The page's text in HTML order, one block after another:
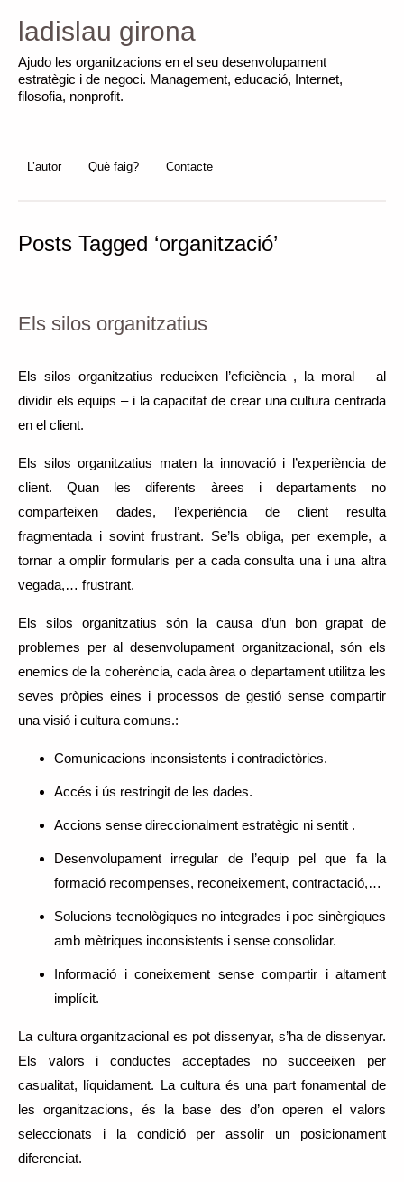
ladislau girona
Ajudo les organitzacions en el seu desenvolupament
estratègic i de negoci. Management, educació, Internet,
filosofia, nonprofit.
L’autor Què faig? Contacte
Posts Tagged ‘organització’
Els silos organitzatius
Els silos organitzatius redueixen l’eficiència , la moral – al
dividir els equips – i la capacitat de crear una cultura centrada
en el client.
Els silos organitzatius maten la innovació i l’experiència de
client. Quan les diferents àrees i departaments no
comparteixen dades, l’experiència de client resulta
fragmentada i sovint frustrant. Se’ls obliga, per exemple, a
tornar a omplir formularis per a cada consulta una i una altra
vegada,… frustrant.
Els silos organitzatius són la causa d’un bon grapat de
problemes per al desenvolupament organitzacional, són els
enemics de la coherència, cada àrea o departament utilitza les
seves pròpies eines i processos de gestió sense compartir
una visió i cultura comuns.:
Comunicacions inconsistents i contradictòries.
Accés i ús restringit de les dades.
Accions sense direccionalment estratègic ni sentit .
Desenvolupament irregular de l’equip pel que fa la
formació recompenses, reconeixement, contractació,…
Solucions tecnològiques no integrades i poc sinèrgiques
amb mètriques inconsistents i sense consolidar.
Informació i coneixement sense compartir i altament
implícit.
La cultura organitzacional es pot dissenyar, s’ha de dissenyar.
Els valors i conductes acceptades no succeeixen per
casualitat, líquidament. La cultura és una part fonamental de
les organitzacions, és la base des d’on operen el valors
seleccionats i la condició per assolir un posicionament
diferenciat.